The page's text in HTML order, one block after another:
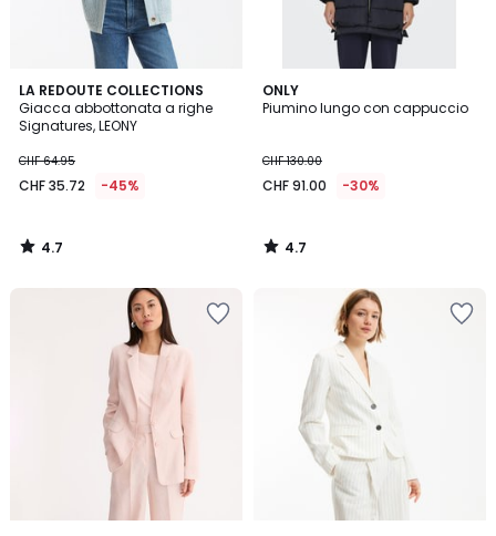
LA REDOUTE COLLECTIONS
Giacca abbottonata a righe
Signatures, LEONY
CHF 64.95
CHF 35.72 -45%
4.7
/ 5
4.7
/
ONLY
Piumino lungo con cappuccio
CHF 130.00
CHF 91.00 -30%
4.7
/ 5
4.7
/